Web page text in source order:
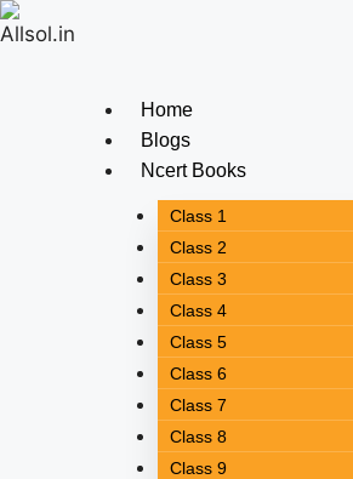
Home
Blogs
Ncert Books
Class 1
Class 2
Class 3
Class 4
Class 5
Class 6
Class 7
Class 8
Class 9